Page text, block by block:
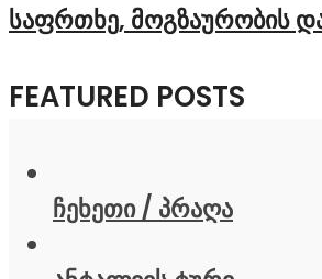
საფრთხე, მოგზაურობის
FEATURED POSTS
ჩეხეთი / პრაღა